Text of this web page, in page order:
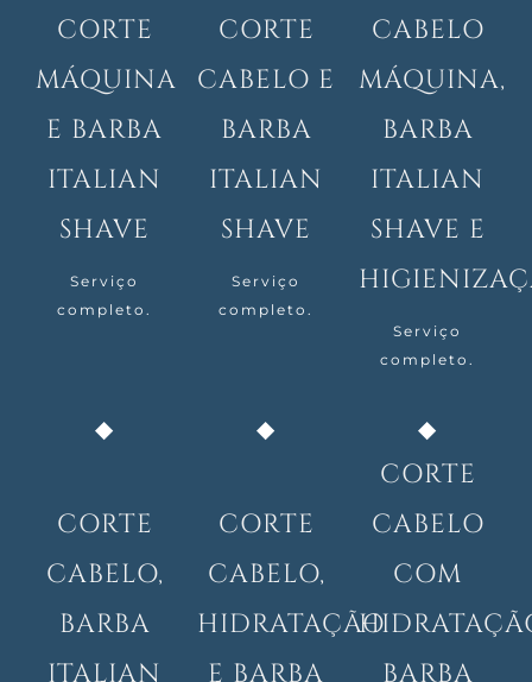
CORTE
MÁQUINA
E BARBA
ITALIAN
SHAVE
Serviço
completo.
CORTE
CABELO E
BARBA
ITALIAN
SHAVE
Serviço
completo.
CABELO
MÁQUINA,
BARBA
ITALIAN
SHAVE E
Serviço
completo.
CORTE
CABELO,
BARBA
ITALIAN
CORTE
CABELO,
HIDRATAÇÃO
E BARBA
CORTE
CABELO
COM
BARBA